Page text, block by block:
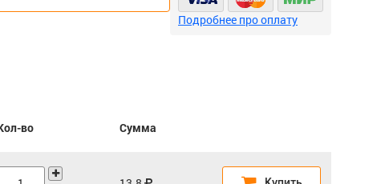
Подробнее про оплату
во Сумма